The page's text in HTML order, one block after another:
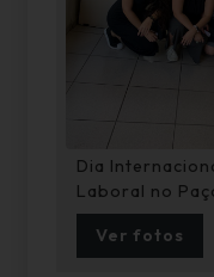
Dia
Laboral no
Ver fotos